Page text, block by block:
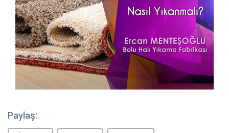
Paylaş: